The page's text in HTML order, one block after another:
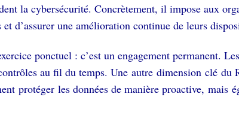
la cybersécurité. Concrètement, il impose aux
d’assurer une amélioration continue de leurs
ponctuel : c’est un engagement permanent.
au fil du temps. Une autre dimension clé du
protéger les données de manière proactive, mais